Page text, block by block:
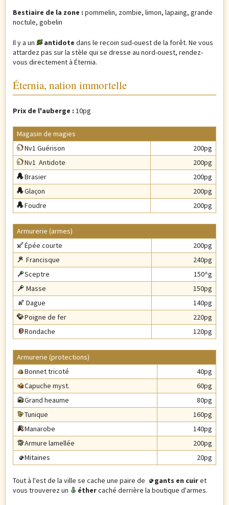
Bestiaire de la zone : pommelin, zombie, limon, lapaing, grande
noctule, gobelin
Il y a un antidote dans le recoin sud-ouest de la forêt. Ne vous
attardez pas sur la stèle qui se dresse au nord-ouest, rendez-
vous directement à Éternia.
Éternia, nation immortelle
Prix de l'auberge : 10pg
Magasin de magies
Nv1 Guérison
200pg
Nv1 Antidote
200pg
Brasier
200pg
Glaçon
200pg
Foudre
200pg
Armurerie (armes)
Épée courte
200pg
Francisque
240pg
Sceptre
150^g
Masse
150pg
Dague
140pg
Poigne de fer
220pg
Rondache
120pg
Armurerie (protections)
Bonnet tricoté
40pg
Capuche myst.
60pg
Grand heaume
80pg
Tunique
160pg
Manarobe
140pg
Armure lamellée
200pg
Mitaines
20pg
Tout à l'est de la ville se cache une paire de gants en cuiret
vous trouverez un
éthercaché derrière la boutique d'armes.